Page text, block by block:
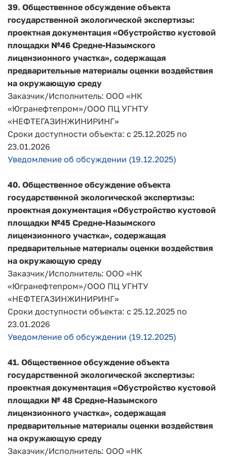
39. Общественное обсуждение объекта
государственной экологической экспертизы:
проектная документация «Обустройство кустовой
площадки №46 Средне-Назымского
лицензионного участка», содержащая
предварительные материалы оценки воздействия
на окружающую среду
Заказчик/Исполнитель: ООО «НК
«Югранефтепром»/ООО ПЦ УГНТУ
«НЕФТЕГАЗИНЖИНИРИНГ»
Сроки доступности объекта: с 25.12.2025 по
23.01.2026
Уведомление об обсуждении (19.12.2025)
40. Общественное обсуждение объекта
государственной экологической экспертизы:
проектная документация «Обустройство кустовой
площадки №45 Средне-Назымского
лицензионного участка», содержащая
предварительные материалы оценки воздействия
на окружающую среду
Заказчик/Исполнитель: ООО «НК
«Югранефтепром»/ООО ПЦ УГНТУ
«НЕФТЕГАЗИНЖИНИРИНГ»
Сроки доступности объекта: с 25.12.2025 по
23.01.2026
Уведомление об обсуждении (19.12.2025)
41. Общественное обсуждение объекта
государственной экологической экспертизы:
проектная документация «Обустройство кустовой
площадки № 48 Средне-Назымского
лицензионного участка», содержащая
предварительные материалы оценки воздействия
на окружающую среду
Заказчик/Исполнитель: ООО «НК